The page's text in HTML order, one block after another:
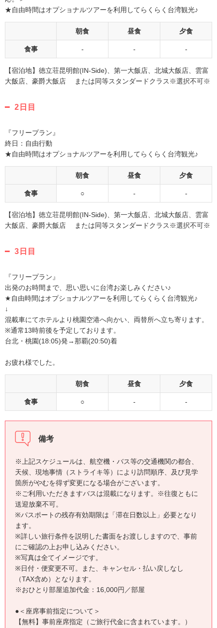
★自由時間はオプショナルツアーを利用してらくらく台湾観光♪
朝食 昼食 夕食
食事 - - -
【宿泊地】徳立荘昆明館(IN-Side)、第一大飯店、北城大飯店、雲富
大飯店、豪爵大飯店 または同等スタンダードクラス※選択不可※
2日目
『フリープラン』
終日：自由行動
★自由時間はオプショナルツアーを利用してらくらく台湾観光♪
朝食 昼食 夕食
食事 ○ - -
【宿泊地】徳立荘昆明館(IN-Side)、第一大飯店、北城大飯店、雲富
大飯店、豪爵大飯店 または同等スタンダードクラス※選択不可※
3日目
『フリープラン』
出発のお時間まで、思い思いに台湾お楽しみください♪
★自由時間はオプショナルツアーを利用してらくらく台湾観光♪
↓
混載車にてホテルより桃園空港へ向かい、両替所へ立ち寄ります。
※通常13時前後を予定しております。
台北・桃園(18:05)発→那覇(20:50)着
お疲れ様でした。
朝食 昼食 夕食
食事 ○ - -
備考
※上記スケジュールは、航空機・バス等の交通機関の都合、
天候、現地事情（ストライキ等）により訪問順序、及び見学
箇所がやむを得ず変更になる場合がございます。
※ご利用いただきますバスは混載になります。※往復ともに
送迎放棄不可。
※パスポートの残存有効期限は「滞在日数以上」必要となり
ます。
※詳しい旅行条件を説明した書面をお渡ししますので、事前
にご確認の上お申し込みください。
※写真は全てイメージです。
※日付・便変更不可。また、キャンセル・払い戻しなし
（TAX含め）となります。
※おひとり部屋追加代金：16,000円／部屋
●＜座席事前指定について＞
【無料】事前座席指定（ご旅行代金に含まれています。）